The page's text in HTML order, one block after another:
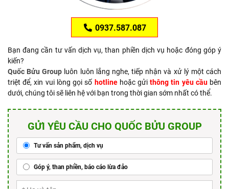
0937.587.087
Bạn đang cần tư vấn dịch vụ, than phiền dịch vụ hoặc đóng góp ý
kiến?
Quốc Bửu Group luôn luôn lắng nghe, tiếp nhận và xử lý một cách
triệt để, xin vui lòng gọi số hotlinehoặc gửithông tin yêu cầubên
dưới, chúng tôi sẽ liên hệ với bạn trong thời gian sớm nhất có thể.
GỬI YÊU CẦU CHO QUỐC BỬU GROUP
Tư vấn sản phẩm, dịch vụ
Góp ý, than phiền, báo cáo lừa đảo